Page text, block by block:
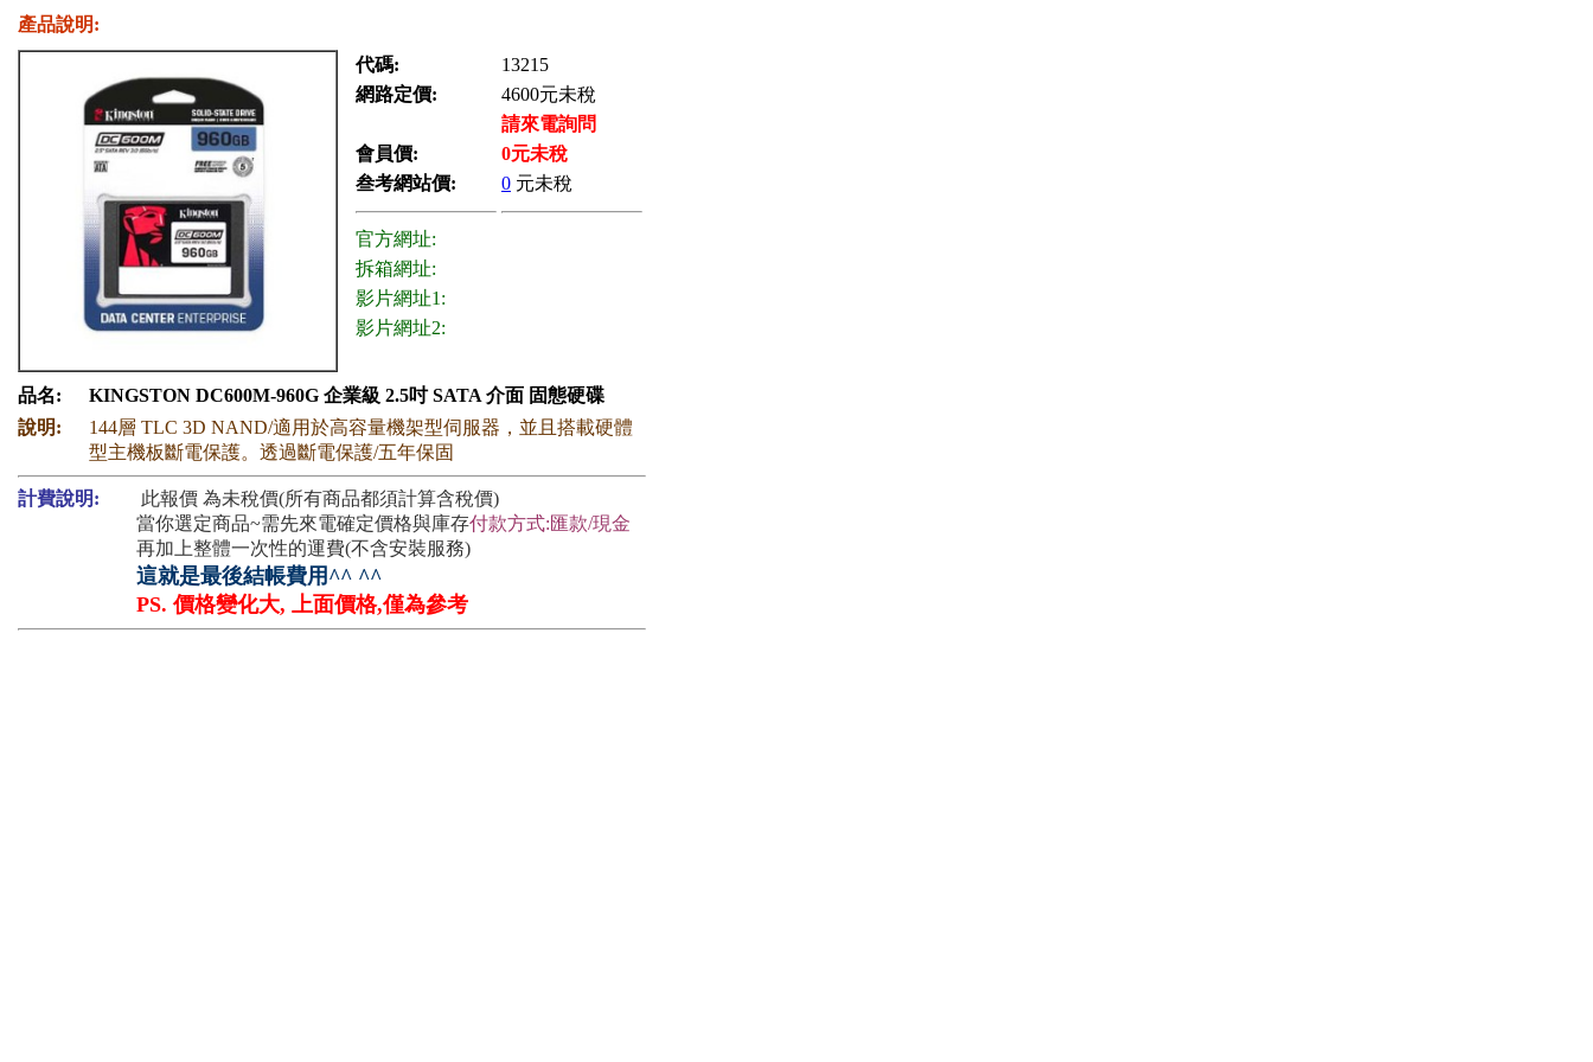
產品說明:
代碼:
13215
網路定價:
4600元未稅
請來電詢問
會員價:
0元未稅
叁考網站價:
0 元未稅
官方網址:
拆箱網址:
影片網址1:
影片網址2:
品名:
KINGSTON DC600M-960G 企業級 2.5吋 SATA 介面 固態硬碟
說明:
144層 TLC 3D NAND/適用於高容量機架型伺服器，並且搭載硬體
型主機板斷電保護。透過斷電保護/五年保固
計費說明:
此報價 為未稅價(所有商品都須計算含稅價)
當你選定商品~需先來電確定價格與庫存付款方式:匯款/現金
再加上整體一次性的運費(不含安裝服務)
這就是最後結帳費用^^ ^^
PS. 價格變化大, 上面價格,僅為參考